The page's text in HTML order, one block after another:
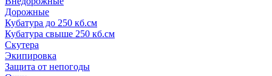
Дорожные
Кубатура до 250 кб.см
Кубатура свыше 250 кб.см
Скутера
Экипировка
Защита от непогоды